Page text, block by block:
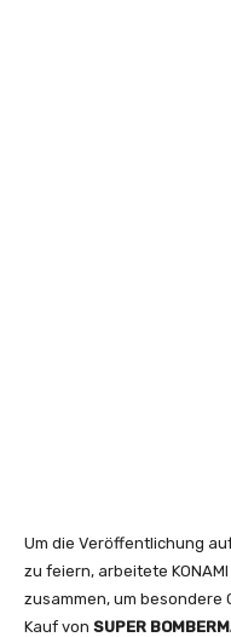
Um die Veröffentlichung
zu feiern, arbeitete
zusammen, um besondere
Kauf von SUPER